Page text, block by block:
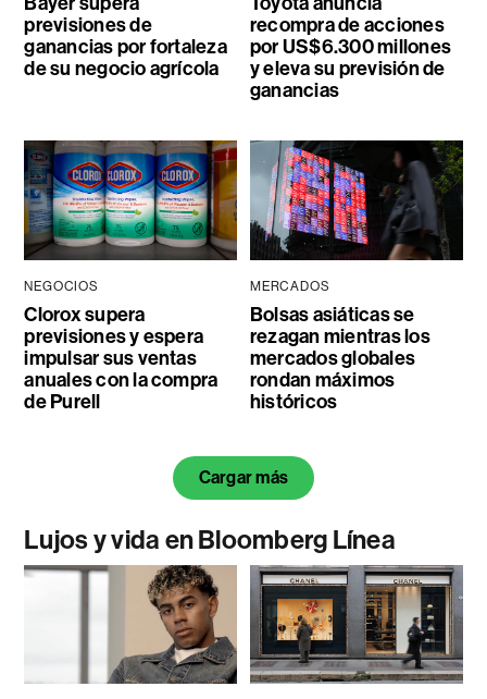
previsiones de
ganancias por fortaleza
de su negocio agrícola
recompra de acciones
por US$6.300 millones
y eleva su previsión de
ganancias
NEGOCIOS
Clorox supera
previsiones y espera
impulsar sus ventas
anuales con la compra
de Purell
MERCADOS
Bolsas asiáticas se
rezagan mientras los
mercados globales
rondan máximos
históricos
Cargar más
Lujos y vida en Bloomberg Línea